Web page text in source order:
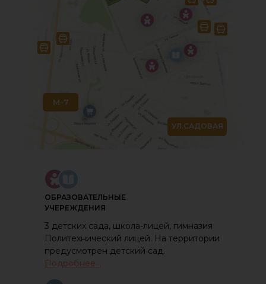
М-7
УЛ.САДОВАЯ
3 детских сада, школа-лицей, гимназия
Политехнический лицей. На территории
предусмотрен детский сад.
Подробнее...
ОБРАЗОВАТЕЛЬНЫЕ
УЧЕРЕЖДЕНИЯ